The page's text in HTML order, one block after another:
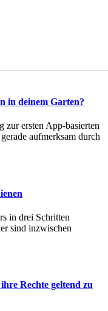
in deinem Garten?
zur ersten App-basierten
aufmerksam durch
in drei Schritten
sind inzwischen
Rechte geltend zu